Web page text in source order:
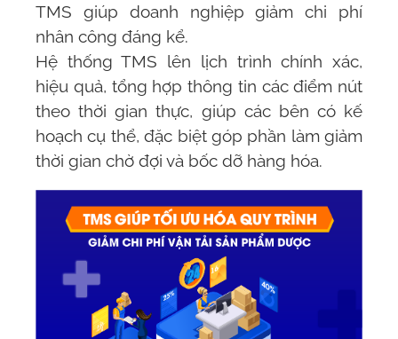
TMS giúp doanh nghiệp giảm chi phí
nhân công đáng kể.
Hệ thống TMS lên lịch trình chính xác,
hiệu quả, tổng hợp thông tin các điểm nút
theo thời gian thực, giúp các bên có kế
hoạch cụ thể, đặc biệt góp phần làm giảm
thời gian chờ đợi và bốc dỡ hàng hóa.